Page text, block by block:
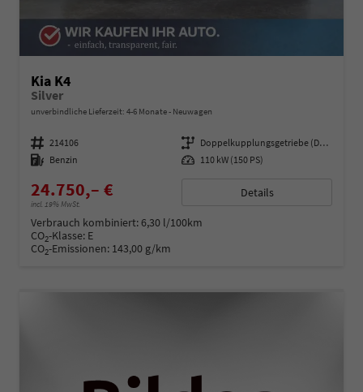
Kia K4
Silver
unverbindliche Lieferzeit: 4-6 Monate Neuwagen
Fahrzeugnummer 214106 Getriebe
Doppelkupplungsgetriebe (DSG)
Kraftstoff Benzin Leistung 110 kW (150 PS)
24.750,– €
incl. 19% MwSt.
Details
Verbrauch kombiniert:6,30 l/100km
CO2-Klasse: E
CO2-Emissionen: 143,00 g/km